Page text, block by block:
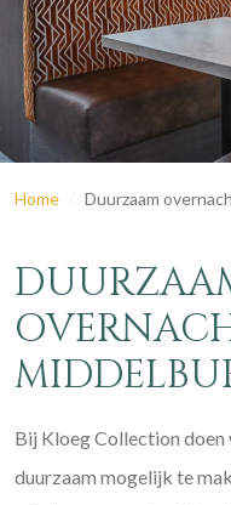
Home Duurzaam
Bij Kloeg Collection doen
duurzaam mogelijk te